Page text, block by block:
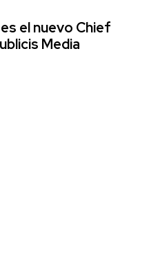
el nuevo Chief
Media